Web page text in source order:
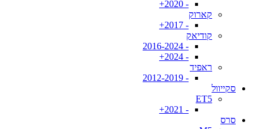
- 2020+
קארוק
- 2017+
קודיאק
- 2016-2024
- 2024+
ראפיד
- 2012-2019
סקייוול
ET5
- 2021+
סרס